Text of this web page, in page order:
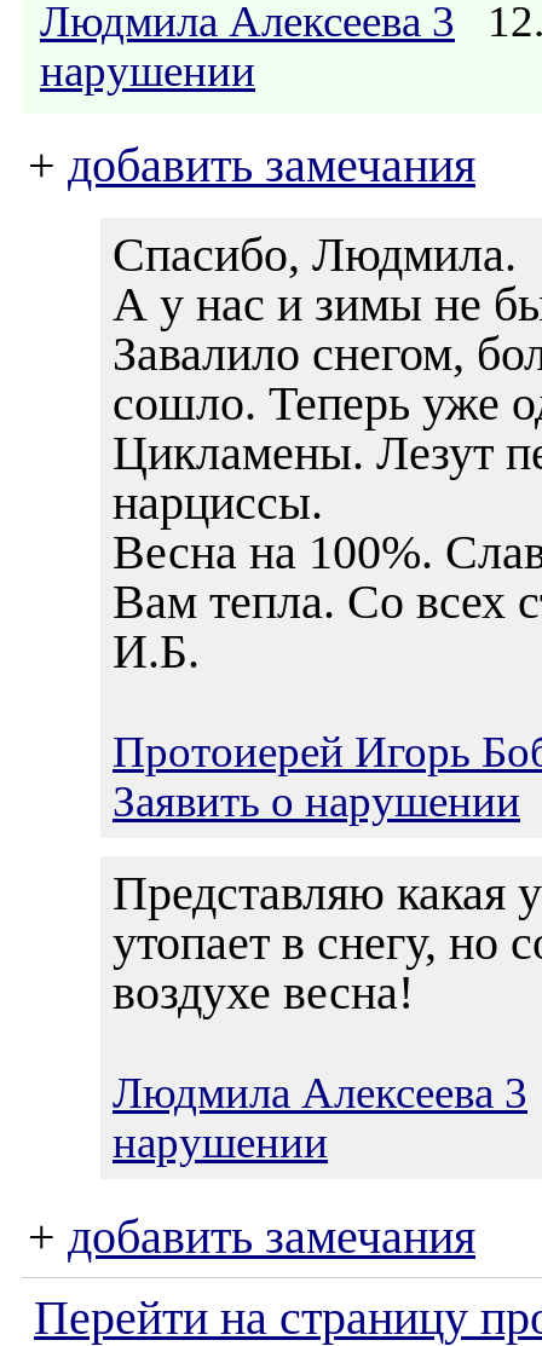
Людмила Алексеева 3
нарушении
+ добавить замечания
Спасибо, Людмила.
А у нас и зимы не
Завалило снегом,
сошло. Теперь уже
Цикламены. Лезут
нарциссы.
Весна на 100%.
Вам тепла. Со всех
И.Б.
Протоиерей Игорь
Заявить о нарушении
Представляю какая
утопает в снегу, но
воздухе весна!
Людмила Алексеева 3
нарушении
+ добавить замечания
Перейти на страницу